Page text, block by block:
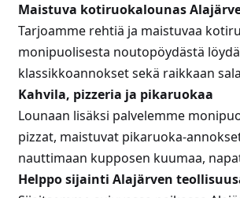
Maistuva kotiruokalounas
Tarjoamme rehtiä ja maistuvaa
monipuolisesta noutopöydästä
klassikkoannokset sekä raikkaan
Kahvila, pizzeria ja pikaruokaa
Lounaan lisäksi palvelemme
pizzat, maistuvat pikaruoka-
nauttimaan kupposen kuumaa,
Helppo sijainti Alajärven